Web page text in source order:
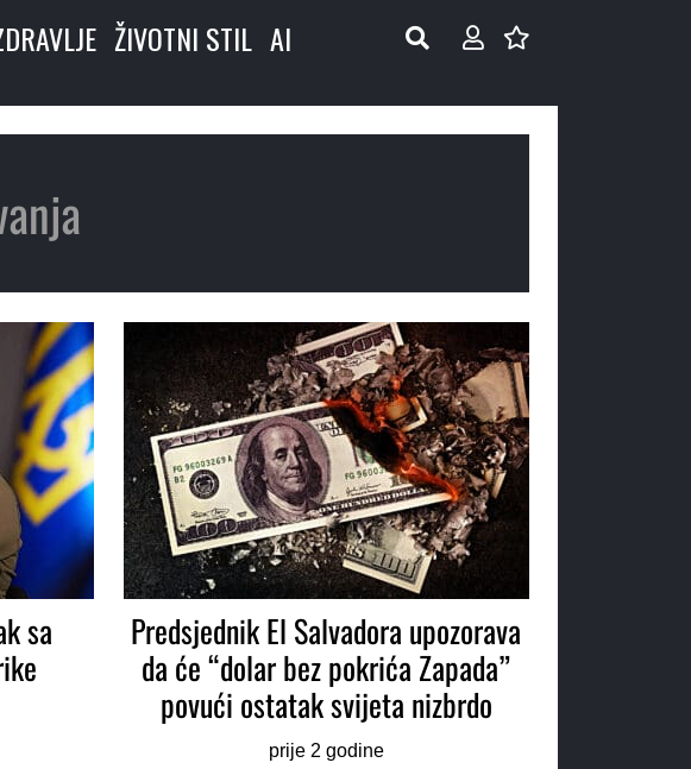
ŽIVOTNI STIL AI
sa Predsjednik El Salvadora upozorava
da će “dolar bez pokrića Zapada”
povući ostatak svijeta nizbrdo
prije 2 godine